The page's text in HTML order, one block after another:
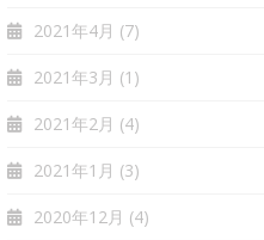
2021年4月 (7)
2021年3月 (1)
2021年2月 (4)
2021年1月 (3)
2020年12月 (4)